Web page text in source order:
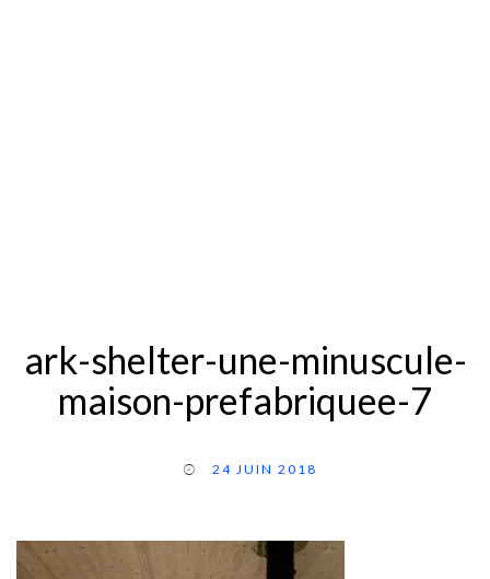
ark-shelter-une-minuscule-
maison-prefabriquee-7
24 JUIN 2018